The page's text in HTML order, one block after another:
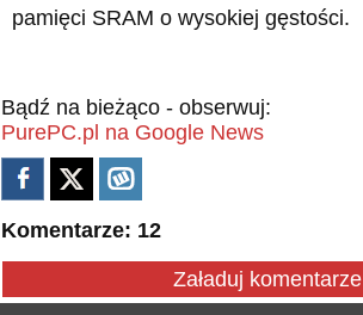
pamięci SRAM o wysokiej gęstości.
Bądź na bieżąco - obserwuj:
PurePC.pl na Google News
Komentarze: 12
Załaduj komentarze